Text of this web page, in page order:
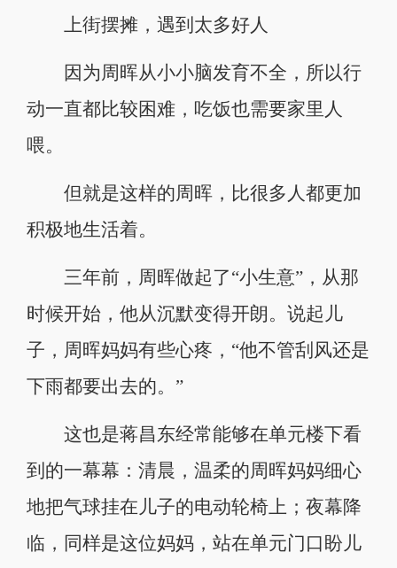
上街摆摊，遇到太多好人
因为周晖从小小脑发育不全，所以行
动一直都比较困难，吃饭也需要家里人
喂。
但就是这样的周晖，比很多人都更加
积极地生活着。
三年前，周晖做起了“小生意”，从那
时候开始，他从沉默变得开朗。说起儿
子，周晖妈妈有些心疼，“他不管刮风还是
下雨都要出去的。”
这也是蒋昌东经常能够在单元楼下看
到的一幕幕：清晨，温柔的周晖妈妈细心
地把气球挂在儿子的电动轮椅上；夜幕降
临，同样是这位妈妈，站在单元门口盼儿